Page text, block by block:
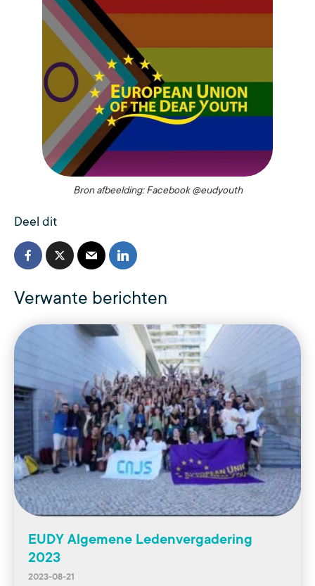
Bron afbeelding: Facebook @eudyouth
Deel dit
Verwante berichten
EUDY Algemene Ledenvergadering
2023
2023-08-21